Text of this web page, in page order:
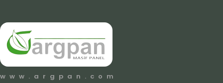
www.argpan.com